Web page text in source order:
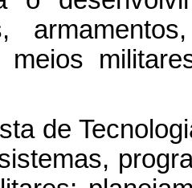
meios
Tecnologia